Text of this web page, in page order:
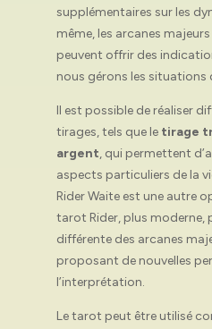
supplémentaires sur les
même, les arcanes
peuvent offrir des
nous gérons les situations
Il est possible de réaliser
tirages, tels que le tirage
argent, qui permettent
aspects particuliers de la
Rider Waite est une autre
tarot Rider, plus moderne,
différente des arcanes
proposant de nouvelles
l’interprétation.
Le tarot peut être utilisé